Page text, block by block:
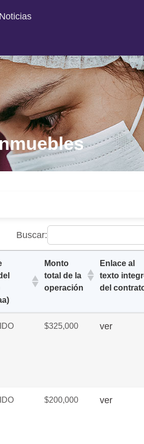
Noticias
Buscar:
Monto
total de la
operación
Enlace al
texto
del
total de la
texto integro
$325,000 ver
$200,000 ver